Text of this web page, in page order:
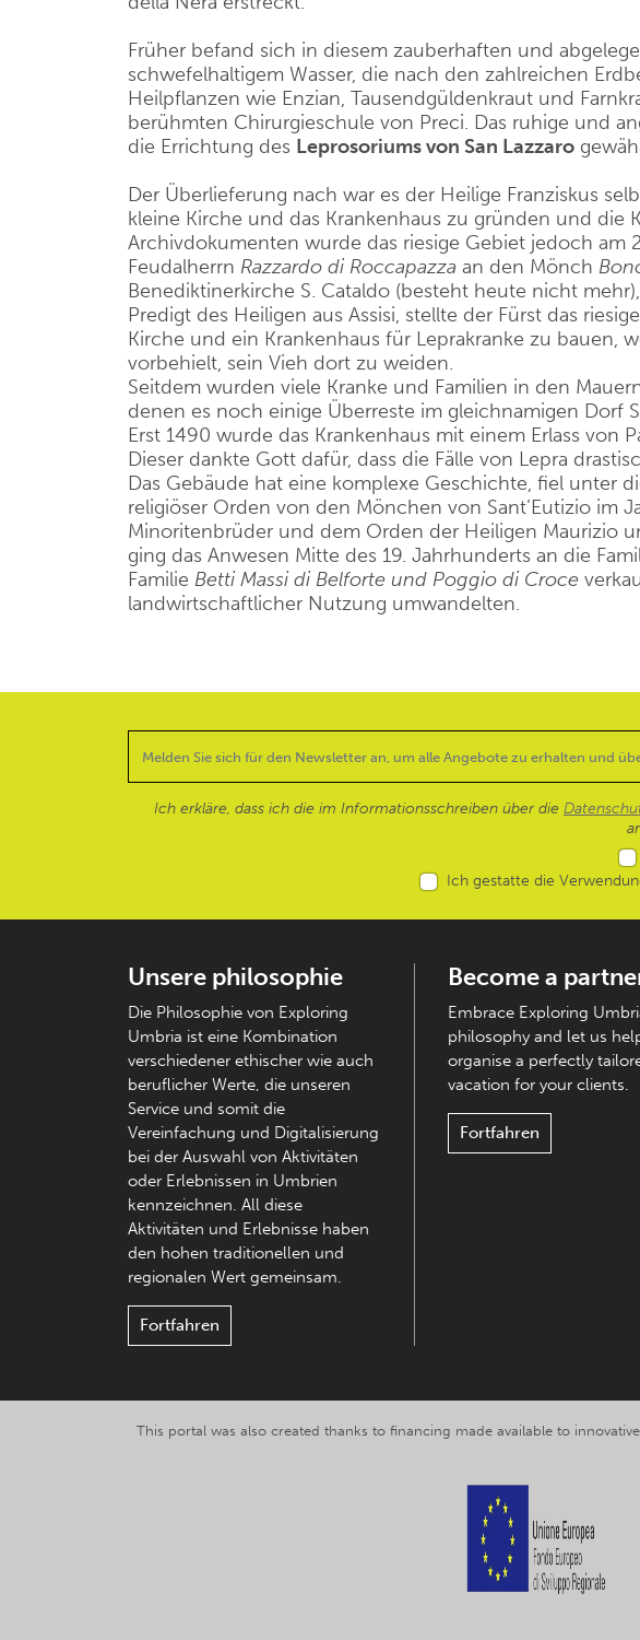
Früher befand sich in diesem zauberhaften und
schwefelhaltigem Wasser, die nach den zahlreichen
Heilpflanzen wie Enzian, Tausendgüldenkraut und
berühmten Chirurgieschule von Preci. Das ruhige und
die Errichtung des Leprosoriums von San Lazzaro
Der Überlieferung nach war es der Heilige Franziskus
kleine Kirche und das Krankenhaus zu gründen und die
Archivdokumenten wurde das riesige Gebiet jedoch am
Feudalherrn Razzardo di Roccapazza an den Mönch
Benediktinerkirche S. Cataldo (besteht heute nicht
Predigt des Heiligen aus Assisi, stellte der Fürst das
Kirche und ein Krankenhaus für Leprakranke zu bauen,
vorbehielt, sein Vieh dort zu weiden.
Seitdem wurden viele Kranke und Familien in den
denen es noch einige Überreste im gleichnamigen Dorf
Erst 1490 wurde das Krankenhaus mit einem Erlass von
Dieser dankte Gott dafür, dass die Fälle von Lepra
Das Gebäude hat eine komplexe Geschichte, fiel unter
religiöser Orden von den Mönchen von Sant’Eutizio im
Minoritenbrüder und dem Orden der Heiligen Maurizio
ging das Anwesen Mitte des 19. Jahrhunderts an die
Familie Betti Massi di Belforte und Poggio di Croce
landwirtschaftlicher Nutzung umwandelten.
Ich erkläre, dass ich die im Informationsschreiben über die
Ich gestatte die
Unsere philosophie
Die Philosophie von Exploring
Umbria ist eine Kombination
verschiedener ethischer wie auch
beruflicher Werte, die unseren
Service und somit die
Vereinfachung und Digitalisierung
bei der Auswahl von Aktivitäten
oder Erlebnissen in Umbrien
kennzeichnen. All diese
Aktivitäten und Erlebnisse haben
den hohen traditionellen und
regionalen Wert gemeinsam.
Fortfahren
Become a
Embrace Exploring
philosophy and let us
organise a perfectly
vacation for your clients.
Fortfahren
This portal was also created thanks to financing made available to